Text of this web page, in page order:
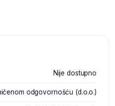
Nije dostupno
odgovornošću (d.o.o.)